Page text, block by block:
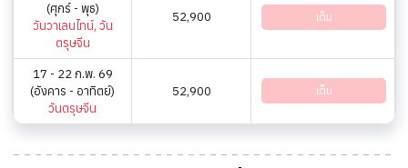
(ศุกร์ - พุธ)
วันวาเลนไทน์, วัน
ตรุษจีน
52,900 เต็ม
17 - 22 ก.พ. 69
(อังคาร - อาทิตย์)
วันตรุษจีน
52,900 เต็ม